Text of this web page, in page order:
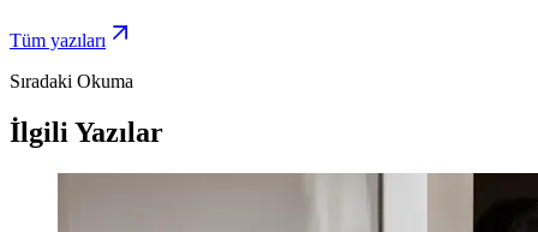
Tüm yazıları
Sıradaki Okuma
İlgili Yazılar